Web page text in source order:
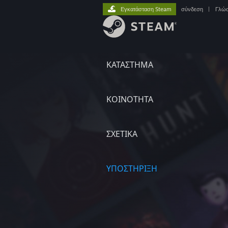
ΚΑΤΑΣΤΗΜΑ
ΚΟΙΝΟΤΗΤΑ
ΣΧΕΤΙΚΆ
ΥΠΟΣΤΗΡΙΞΗ
Εγκατάσταση Steam σύνδεση